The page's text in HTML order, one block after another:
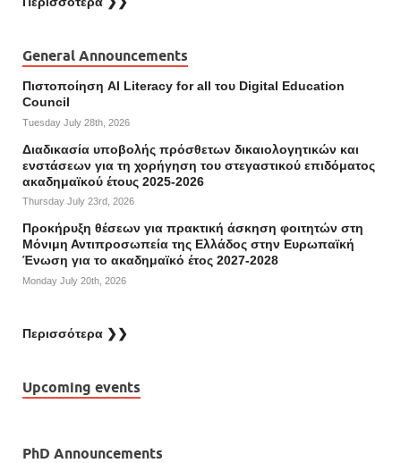
General Announcements
Πιστοποίηση AI Literacy for all του Digital Education
Council
Tuesday July 28th, 2026
Διαδικασία υποβολής πρόσθετων δικαιολογητικών και
ενστάσεων για τη χορήγηση του στεγαστικού επιδόματος
ακαδημαϊκού έτους 2025-2026
Thursday July 23rd, 2026
Προκήρυξη θέσεων για πρακτική άσκηση φοιτητών στη
Μόνιμη Αντιπροσωπεία της Ελλάδος στην Ευρωπαϊκή
Ένωση για το ακαδημαϊκό έτος 2027-2028
Monday July 20th, 2026
Περισσότερα ❯❯
Upcoming events
PhD Announcements